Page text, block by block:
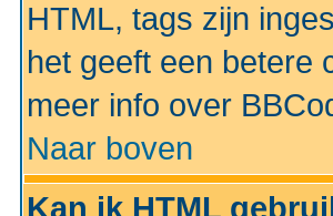
HTML, tags zijn
het geeft een betere
meer info over
Naar boven
Kan ik HTML